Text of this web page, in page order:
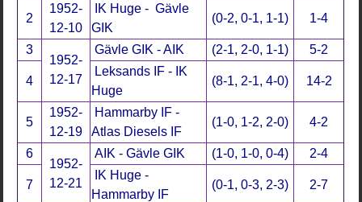
2
1952-
12-10
IK Huge - Gävle
GIK
(0-2, 0-1, 1-1) 1-4
3
1952-
12-17
Gävle GIK - AIK (2-1, 2-0, 1-1) 5-2
4
Leksands IF - IK
Huge
(8-1, 2-1, 4-0) 14-2
5
1952-
12-19
Hammarby IF -
Atlas Diesels IF
(1-0, 1-2, 2-0) 4-2
6
1952-
12-21
AIK - Gävle GIK (1-0, 1-0, 0-4) 2-4
7
IK Huge -
Hammarby IF
(0-1, 0-3, 2-3) 2-7